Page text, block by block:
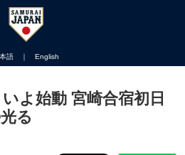
語 ｜ English
よ始動 宮崎合宿初日
る